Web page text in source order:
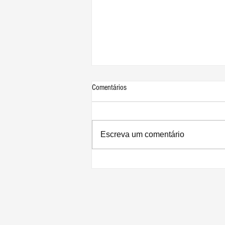
Comentários
Escreva um comentário